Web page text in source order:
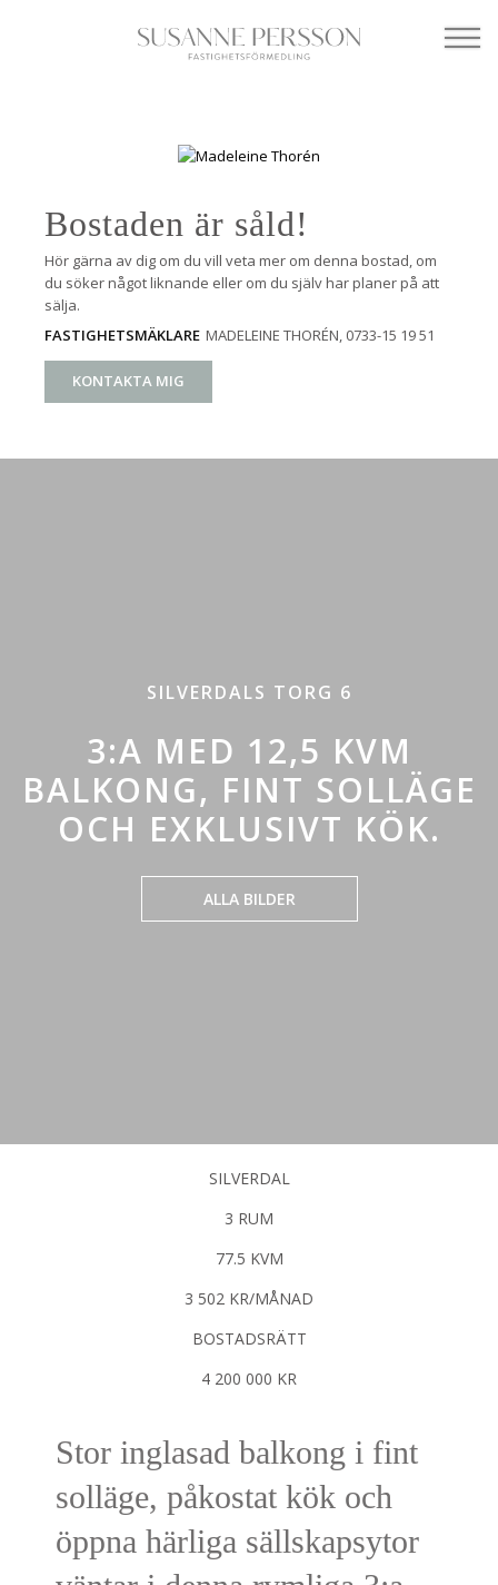
Bostaden är såld!
Hör gärna av dig om du vill veta mer om denna bostad, om
du söker något liknande eller om du själv har planer på att
sälja.
FASTIGHETSMÄKLARE MADELEINE THORÉN , 0733-15 19 51
KONTAKTA MIG
SILVERDALS TORG 6
3:A MED 12,5 KVM
BALKONG, FINT SOLLÄGE
OCH EXKLUSIVT KÖK.
ALLA BILDER
SILVERDAL
3 RUM
77.5 KVM
3 502 KR/MÅNAD
BOSTADSRÄTT
4 200 000 KR
Stor inglasad balkong i fint
solläge, påkostat kök och
öppna härliga sällskapsytor